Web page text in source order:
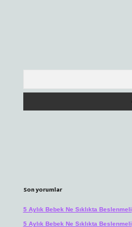
Son yorumlar
5 Aylık Bebek Ne Sıklıkta Beslenmeli
5 Aylık Bebek Ne Sıklıkta Beslenmeli